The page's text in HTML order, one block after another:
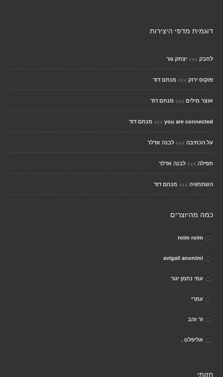
דוגמית מדפי היצירות
לחבק >>> יצחק גור
פוקוס ירוק >>> מנחם דוד
אוצר מילים >>> מנחם דוד
you are connected
>>> מנחם דוד
על הכתיבה >>> לבנה אדלר
תפילה >>> לבנה אדלר
השתחוויה >>> מנחם דוד
כמה מהיוצרים
roim roim
avigail anonimi
עמי נחמן יגור
עמרי
זר זהב
אליפלט .
חזותי